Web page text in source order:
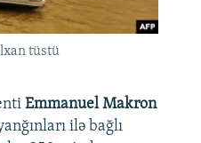
tüstü
Emmanuel Makron
ilə bağlı